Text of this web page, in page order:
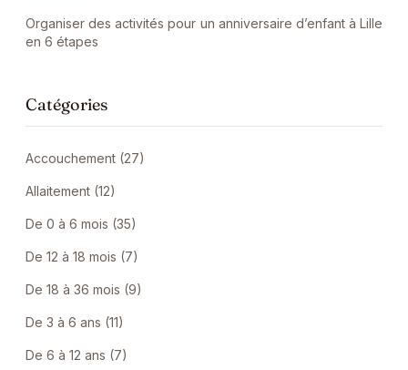
Organiser des activités pour un anniversaire d’enfant à Lille
en 6 étapes
Catégories
Accouchement (27)
Allaitement (12)
De 0 à 6 mois (35)
De 12 à 18 mois (7)
De 18 à 36 mois (9)
De 3 à 6 ans (11)
De 6 à 12 ans (7)